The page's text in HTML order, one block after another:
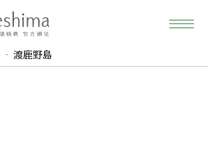
渡鹿野島